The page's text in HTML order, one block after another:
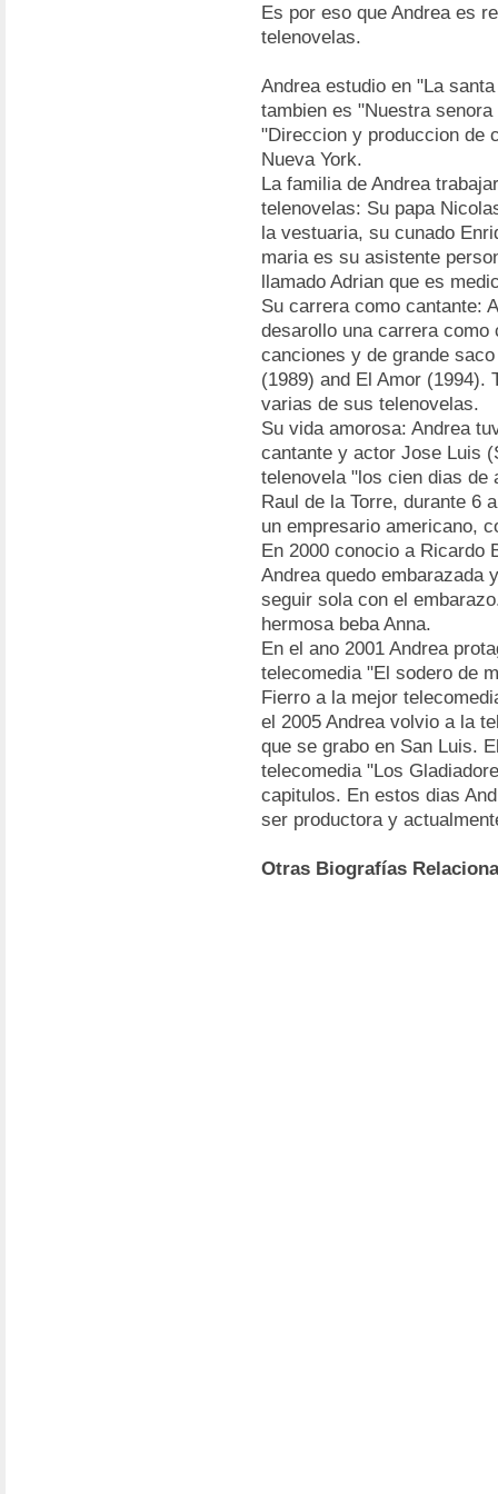
Es por eso que Andrea es
telenovelas.
Andrea estudio en "La
tambien es "Nuestra
"Direccion y produccion de
Nueva York.
La familia de Andrea
telenovelas: Su papa
la vestuaria, su cunado
maria es su asistente
llamado Adrian que es
Su carrera como cantante:
desarollo una carrera
canciones y de grande
(1989) and El Amor (1994).
varias de sus telenovelas.
Su vida amorosa: Andrea
cantante y actor Jose Luis
telenovela "los cien dias de
Raul de la Torre, durante 6
un empresario americano,
En 2000 conocio a Ricardo
Andrea quedo embarazada
seguir sola con el
hermosa beba Anna.
En el ano 2001 Andrea
telecomedia "El sodero de
Fierro a la mejor
el 2005 Andrea volvio a la
que se grabo en San Luis.
telecomedia "Los
capitulos. En estos dias
ser productora y
Otras Biografías